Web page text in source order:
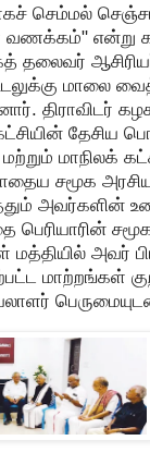
செம்மல்
வணக்கம்"
தலைவர்
மாலை
திராவிடர்
தேசிய
மாநிலக்
சமூக
அவர்களின்
சமூகப்
அவர்
மாற்றங்கள்
பெருமையுடன்